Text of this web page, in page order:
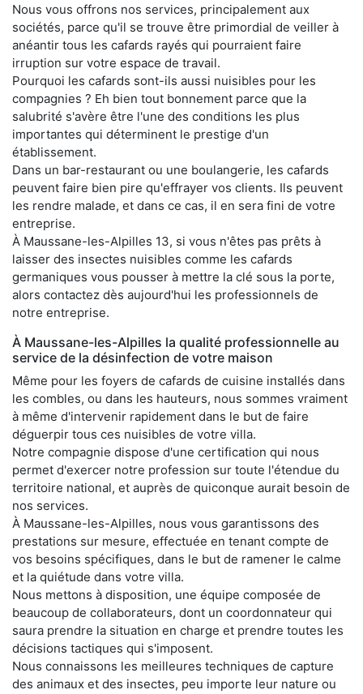
Nous vous offrons nos services, principalement aux
sociétés, parce qu'il se trouve être primordial de veiller à
anéantir tous les cafards rayés qui pourraient faire
irruption sur votre espace de travail.
Pourquoi les cafards sont-ils aussi nuisibles pour les
compagnies ? Eh bien tout bonnement parce que la
salubrité s'avère être l'une des conditions les plus
importantes qui déterminent le prestige d'un
établissement.
Dans un bar-restaurant ou une boulangerie, les cafards
peuvent faire bien pire qu'effrayer vos clients. Ils peuvent
les rendre malade, et dans ce cas, il en sera fini de votre
entreprise.
À Maussane-les-Alpilles 13, si vous n'êtes pas prêts à
laisser des insectes nuisibles comme les cafards
germaniques vous pousser à mettre la clé sous la porte,
alors contactez dès aujourd'hui les professionnels de
notre entreprise.
À Maussane-les-Alpilles la qualité professionnelle au
service de la désinfection de votre maison
Même pour les foyers de cafards de cuisine installés dans
les combles, ou dans les hauteurs, nous sommes vraiment
à même d'intervenir rapidement dans le but de faire
déguerpir tous ces nuisibles de votre villa.
Notre compagnie dispose d'une certification qui nous
permet d'exercer notre profession sur toute l'étendue du
territoire national, et auprès de quiconque aurait besoin de
nos services.
À Maussane-les-Alpilles, nous vous garantissons des
prestations sur mesure, effectuée en tenant compte de
vos besoins spécifiques, dans le but de ramener le calme
et la quiétude dans votre villa.
Nous mettons à disposition, une équipe composée de
beaucoup de collaborateurs, dont un coordonnateur qui
saura prendre la situation en charge et prendre toutes les
décisions tactiques qui s'imposent.
Nous connaissons les meilleures techniques de capture
des animaux et des insectes, peu importe leur nature ou